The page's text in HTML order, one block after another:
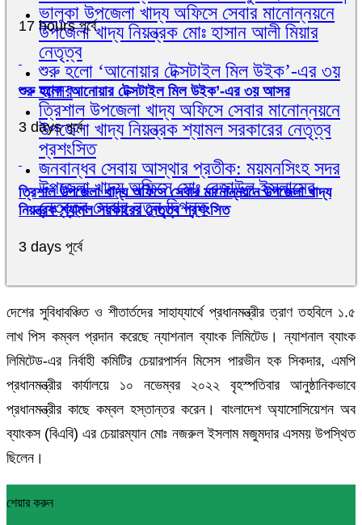
ভালুকা উপজেলা খাদ্য অফিসে সেবার মানোন্নয়নে
উপজেলা খাদ্য নিয়ন্ত্রক মোঃ হাসান আলী মিয়ার
নেতৃত্ব
শুরু হলো ‘আনোয়ার টেক্সটাইল মিল উইক’-এর ৩য়
আসর
ত্রিশাল উপজেলা খাদ্য অফিসে সেবার মানোন্নয়নে
উপজেলা খাদ্য নিয়ন্ত্রক শ্যামল সরকারের নেতৃত্ব
প্রশংসিত
জনবান্ধব সেবায় আস্থার প্রতীক: ময়মনসিংহ সদর
উপজেলা খাদ্য অফিসে মোঃ রেজাউল ইসলামের
নেতৃত্বে সেবার নতুন দিগন্ত
17 hours পূর্বে
শুরু হলো ‘আনোয়ার টেক্সটাইল মিল উইক’-এর ৩য় আসর
3 days পূর্বে
ত্রিশাল উপজেলা খাদ্য অফিসে সেবার মানোন্নয়নে উপজেলা খাদ্য
নিয়ন্ত্রক শ্যামল সরকারের নেতৃত্ব প্রশংসিত
3 days পূর্বে
দেশের সুবিধাবঞ্চিত ও শীতার্তদের সাহায্যার্থে প্রধানমন্ত্রীর ত্রাণ তহবিলে ১.৫
লাখ পিস কম্বল প্রদান করেছে ন্যাশনাল ব্যাংক লিমিটেড। ন্যাশনাল ব্যাংক
লিমিটেড-এর নির্বাহী কমিটির চেয়ারপার্সন মিসেস পারভীন হক সিকদার, এমপি
প্রধানমন্ত্রীর কার্যালয়ে ১০ নভেম্বর ২০২২ বৃহস্পতিবার আনুষ্ঠানিকভাবে
প্রধানমন্ত্রীর কাছে কম্বল হস্তান্তর করেন। বাংলাদেশ অ্যাসোসিয়েশন অব
ব্যাংকস (বিএবি) এর চেয়ারম্যান মোঃ নজরুল ইসলাম মজুমদার এসময় উপস্থিত
ছিলেন।
শেয়ার করুন